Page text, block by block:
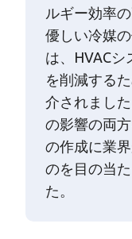
ルギー効率
優しい冷媒
は、HVAC
を削減する
介されまし
の影響の両
の作成に業
のを目の当
た。